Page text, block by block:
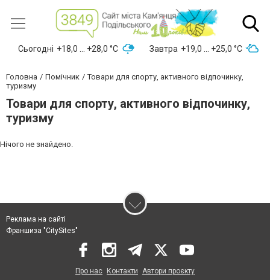
Сьогодні +18,0 ... +28,0 °С Завтра +19,0 ... +25,0 °С
Головна Помічник
Товари для спорту, активного відпочинку,
туризму
Товари для спорту, активного відпочинку,
туризму
Нічого не знайдено.
Реклама на сайті
Франшиза "CitySites"
Про нас Контакти Автори проєкту